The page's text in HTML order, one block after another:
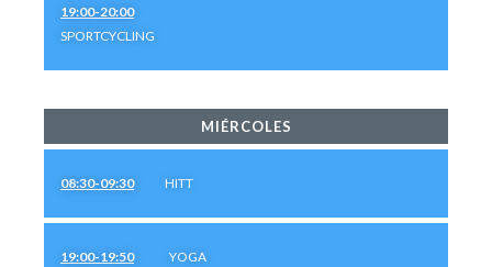
19:00-20:00
SPORTCYCLING
MIÉRCOLES
08:30-09:30HITT
19:00-19:50YOGA